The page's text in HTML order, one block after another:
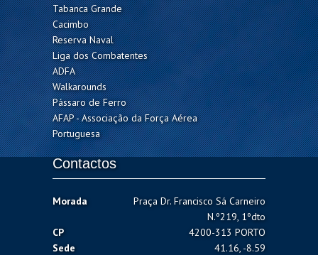
Tabanca Grande
Cacimbo
Reserva Naval
Liga dos Combatentes
ADFA
Walkarounds
Pássaro de Ferro
AFAP - Associação da Força Aérea
Portuguesa
Contactos
Morada
Praça Dr. Francisco Sá Carneiro
N.º219, 1ºdto
CP
4200-313 PORTO
Sede
41.16, -8.59